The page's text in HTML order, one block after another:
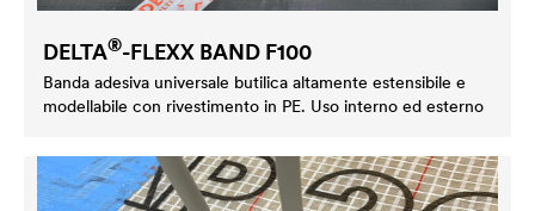
DELTA®-FLEXX BAND F100
Banda adesiva universale butilica altamente estensibile e
modellabile con rivestimento in PE. Uso interno ed esterno